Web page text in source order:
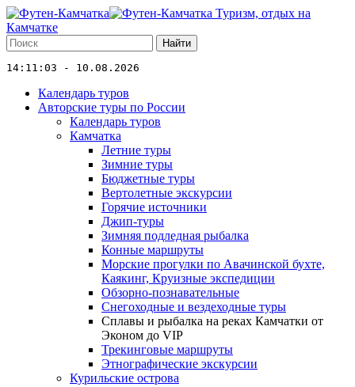
Туризм, отдых на
Камчатке
Найти
14:11:03 - 10.08.2026
Календарь туров
Авторские туры по России
Календарь туров
Камчатка
Летние туры
Зимние туры
Бюджетные туры
Вертолетные экскурсии
Горячие источники
Джип-туры
Зимняя подледная рыбалка
Конные маршруты
Морские прогулки по Авачинской бухте,
Каякинг, Круизные экспедиции
Обзорно-познавательные
Снегоходные и вездеходные туры
Сплавы и рыбалка на реках Камчатки от
Эконом до VIP
Трекинговые маршруты
Этнографические экскурсии
Курильские острова